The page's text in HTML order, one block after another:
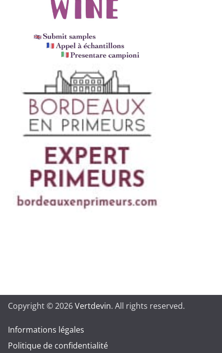
Copyright © 2026Vertdevin. All rights reserved.
Informations légales
Politique de confidentialité